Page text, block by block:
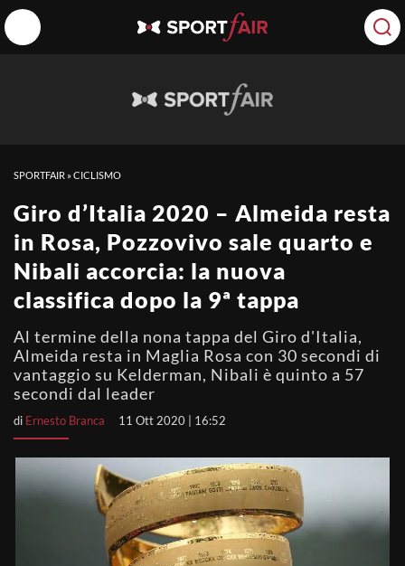
SPORTFAIR »CICLISMO
Giro d’Italia 2020 – Almeida resta
in Rosa, Pozzovivo sale quarto e
Nibali accorcia: la nuova
classifica dopo la 9ª tappa
Al termine della nona tappa del Giro d'Italia,
Almeida resta in Maglia Rosa con 30 secondi di
vantaggio su Kelderman, Nibali è quinto a 57
secondi dal leader
di Ernesto Branca 11 Ott 2020 | 16:52